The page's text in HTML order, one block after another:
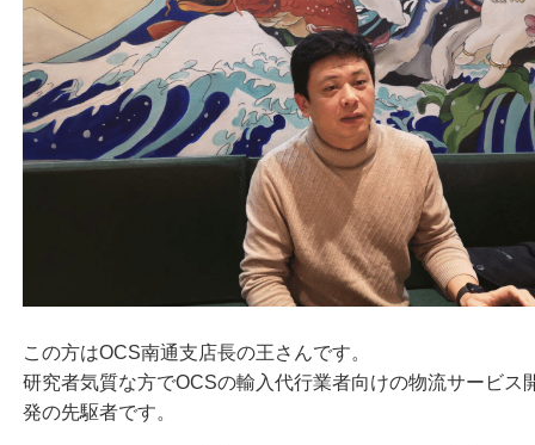
この方はOCS南通支店長の王さんです。
研究者気質な方でOCSの輸入代行業者向けの物流サービス
発の先駆者です。